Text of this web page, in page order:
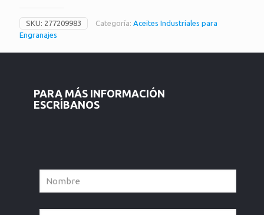
SKU: 277209983 Categoría: Aceites Industriales para
Engranajes
PARA MÁS INFORMACIÓN
ESCRÍBANOS